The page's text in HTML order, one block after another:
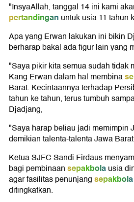
"InsyaAllah, tanggal 14 ini kami
pertandingan untuk usia 11 tahun
Apa yang Erwan lakukan ini bikin
berharap bakal ada figur lain yang
"Saya pikir kita semua sudah tidak
Kang Erwan dalam hal membina
Barat. Kecintaannya terhadap
tahun ke tahun, terus tumbuh
Djadjang,
"Saya harap beliau jadi memimpin
demikian talenta-talenta Jawa
Ketua SJFC Sandi Firdaus
bagi pembinaansepakbolausia
agar fasilitas penunjangsepakbola
ditingkatkan.